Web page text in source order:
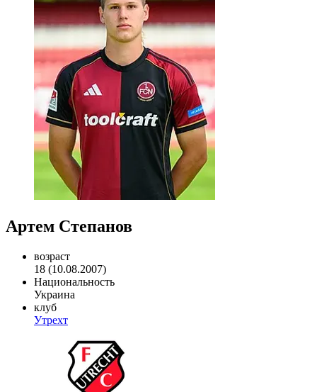
Артем Степанов
возраст
18 (10.08.2007)
Национальность
Украина
клуб
Утрехт